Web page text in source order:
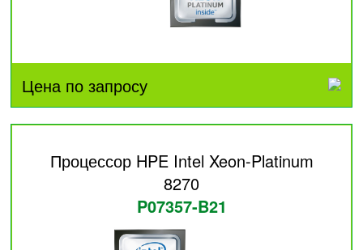
Цена по запросу
Процессор HPE Intel Xeon-Platinum
8270
P07357-B21